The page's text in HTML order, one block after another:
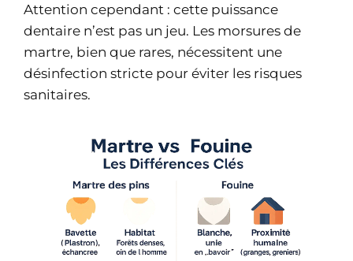
Attention cependant : cette puissance
dentaire n’est pas un jeu. Les morsures de
martre, bien que rares, nécessitent une
désinfection stricte pour éviter les risques
sanitaires.